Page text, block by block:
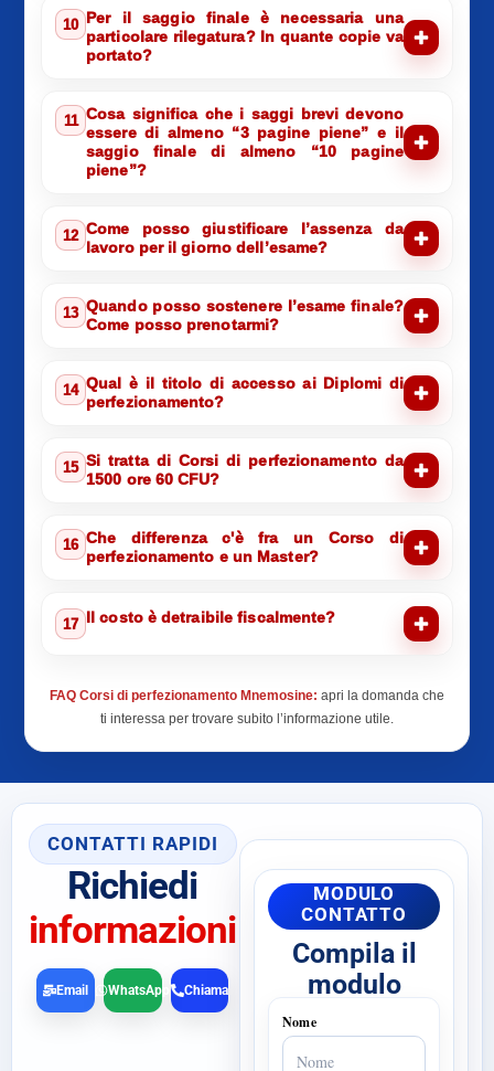
10 Per il saggio finale è necessaria una
particolare rilegatura? In quante copie va
portato?
11 Cosa significa che i saggi brevi devono
essere di almeno “3 pagine piene” e il
saggio finale di almeno “10 pagine
piene”?
12 Come posso giustificare l’assenza da
lavoro per il giorno dell’esame?
13 Quando posso sostenere l’esame finale?
Come posso prenotarmi?
14 Qual è il titolo di accesso ai Diplomi di
perfezionamento?
15 Si tratta di Corsi di perfezionamento da
1500 ore 60 CFU?
16 Che differenza c'è fra un Corso di
perfezionamento e un Master?
17 Il costo è detraibile fiscalmente?
FAQ Corsi di perfezionamento Mnemosine: apri la domanda che
ti interessa per trovare subito l’informazione utile.
CONTATTI RAPIDI
Richiedi
informazioni
Chiama
Email WhatsApp
MODULO
CONTATTO
Compila il
modulo
Nome